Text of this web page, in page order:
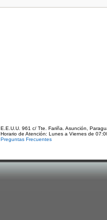
E.E.U.U. 961 c/ Tte. Fariña. Asunción,
Horario de Atención: Lunes a Viernes de
Preguntas Frecuentes